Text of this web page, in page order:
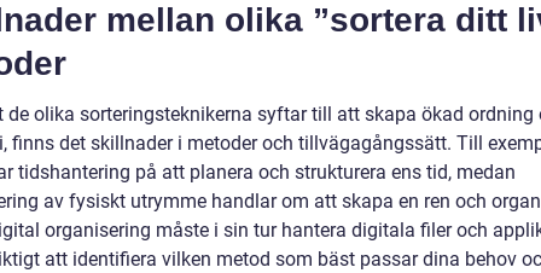
mellan olika ”sortera ditt
de olika sorteringsteknikerna syftar till att skapa ökad ordning
finns det skillnader i metoder och tillvägagångssätt. Till
tidshantering på att planera och strukturera ens tid, medan
av fysiskt utrymme handlar om att skapa en ren och
organisering måste i sin tur hantera digitala filer och
att identifiera vilken metod som bäst passar dina behov